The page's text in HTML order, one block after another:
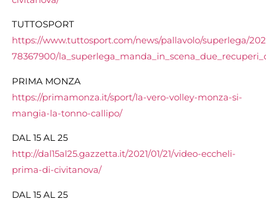
TUTTOSPORT
https://www.tuttosport.com/news/pallavolo/superlega/
78367900/
PRIMA MONZA
https://primamonza.it/sport/la-vero-volley-monza-si-
mangia-la-tonno-callipo/
DAL 15 AL 25
http://dal15al25.gazzetta.it/2021/01/21/video-eccheli-
prima-di-civitanova/
DAL 15 AL 25